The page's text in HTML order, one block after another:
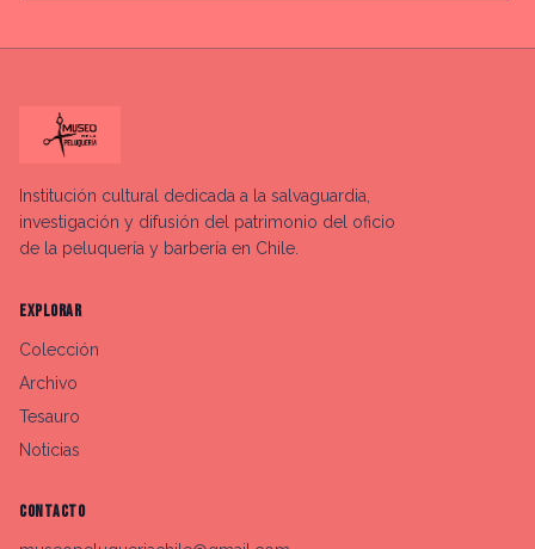
Institución cultural dedicada a la salvaguardia,
investigación y difusión del patrimonio del oficio
de la peluquería y barbería en Chile.
EXPLORAR
Colección
Archivo
Tesauro
Noticias
CONTACTO